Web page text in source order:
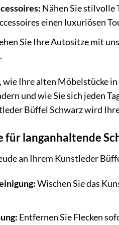
Nähen Sie stilvolle
einen luxuriösen
Sie Ihre Autositze mit
wie Ihre alten Möbelstücke
und wie Sie sich jeden
Büffel Schwarz wird
für langanhaltende
an Ihrem Kunstleder
Wischen Sie das
Entfernen Sie Flecken